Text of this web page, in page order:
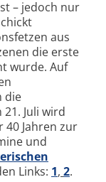
– jedoch nur
aus
die erste
wurde. Auf
die
Juli wird
40 Jahren zur
und
Links: 1, 2.